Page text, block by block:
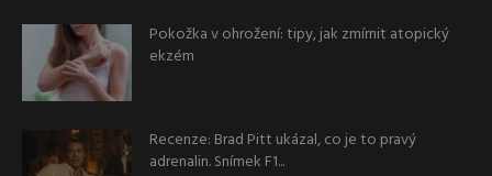
Pokožka v ohrožení: tipy, jak zmírnit atopický
ekzém
Recenze: Brad Pitt ukázal, co je to pravý
adrenalin. Snímek F1...